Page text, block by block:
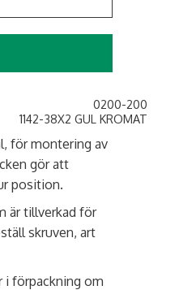
0200-200
1142-38X2 GUL KROMAT
för montering av
gör att
position.
är tillverkad för
skruven, art
i förpackning om